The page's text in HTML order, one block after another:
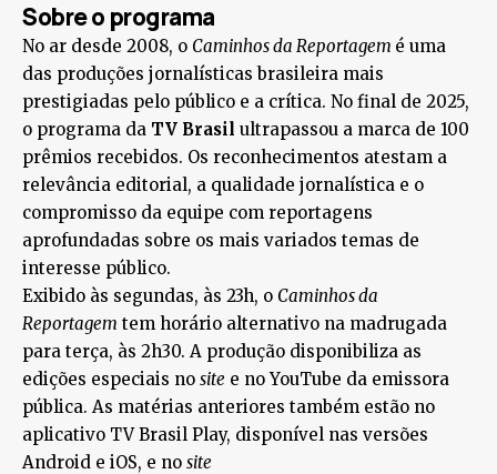
Sobre o programa
No ar desde 2008, o Caminhos da Reportagem é uma
das produções jornalísticas brasileira mais
prestigiadas pelo público e a crítica. No final de 2025,
o programa da TV Brasil ultrapassou a marca de 100
prêmios recebidos. Os reconhecimentos atestam a
relevância editorial, a qualidade jornalística e o
compromisso da equipe com reportagens
aprofundadas sobre os mais variados temas de
interesse público.
Exibido às segundas, às 23h, o Caminhos da
Reportagem tem horário alternativo na madrugada
para terça, às 2h30. A produção disponibiliza as
edições especiais no site e no YouTube da emissora
pública. As matérias anteriores também estão no
aplicativo TV Brasil Play, disponível nas versões
Android e iOS, e no site